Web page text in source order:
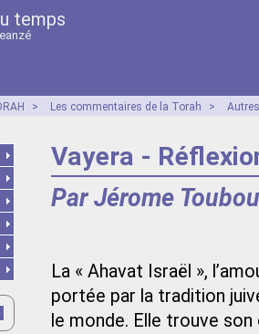
temps
> Les commentaires de la Torah >
Vayera -
Par Jérome
La « Ahavat Israël »,
portée par la tradition
le monde. Elle trouve